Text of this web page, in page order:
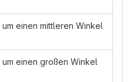
einen mittleren Winkel
einen großen Winkel